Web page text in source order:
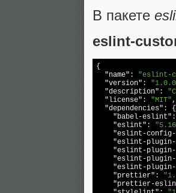
В пакете
eslint-
{
"name" : "eslint-
"version" :
"description" :
"license" : "MIT",
"dependencies" : {
"babel-eslint"
"eslint" :
"eslint-
"eslint-plugin-
"eslint-
"eslint-
"eslint-plugin-
"prettier" :
"prettier-